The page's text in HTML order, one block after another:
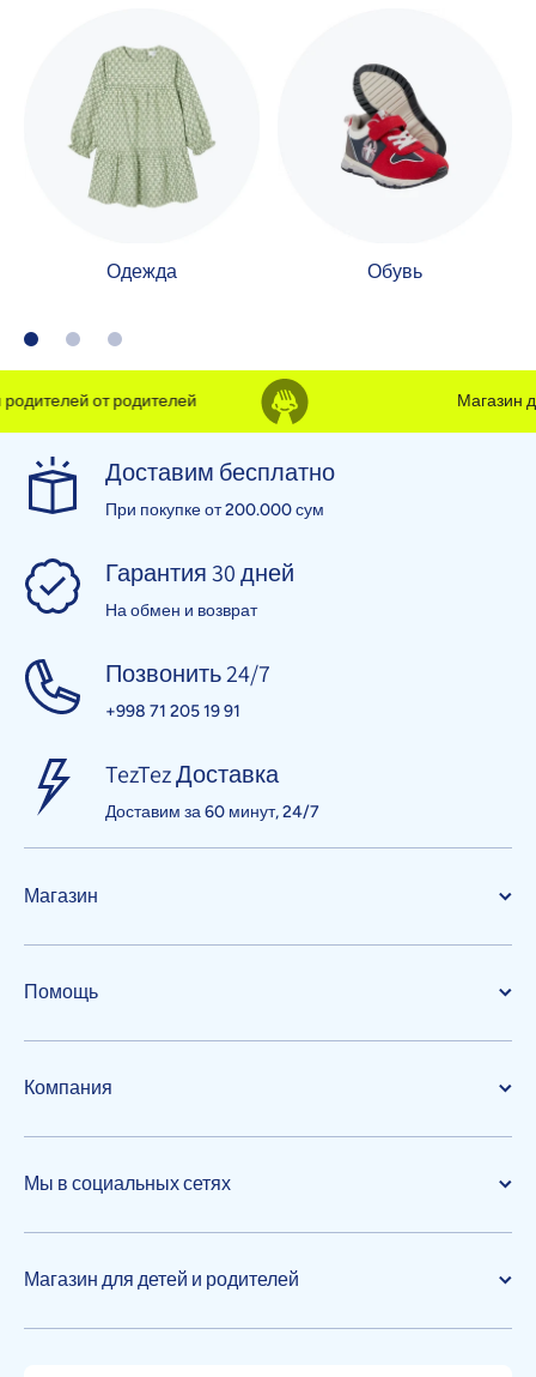
Одежда Обувь
от родителей Магазин
Доставим бесплатно
При покупке от 200.000 сум
Гарантия 30 дней
На обмен и возврат
Позвонить 24/7
+998 71 205 19 91
TezTez Доставка
Доставим за 60 минут, 24/7
Магазин
Помощь
Компания
Мы в социальных сетях
Магазин для детей и родителей